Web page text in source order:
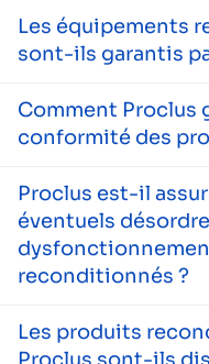
Les équipements
sont-ils garantis
Comment Proclus
conformité des
Proclus est-il
éventuels
reconditionnés ?
Les produits